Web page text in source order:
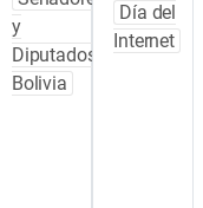
y
Diputados
Bolivia
Día del
Internet